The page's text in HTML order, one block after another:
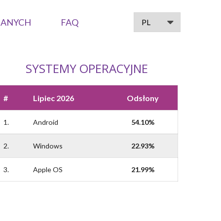
FAQ
SYSTEMY OPERACYJNE
# Lipiec 2026 Odsłony
1. Android 54.10%
2. Windows 22.93%
3. Apple OS 21.99%